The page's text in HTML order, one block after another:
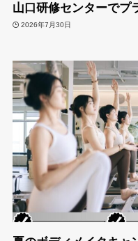
山口研修センターでプ
2026年7月30日